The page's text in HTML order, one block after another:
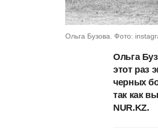
Ольга Бузова. Фото:
Ольга
этот раз
черных
так как
NUR.KZ.